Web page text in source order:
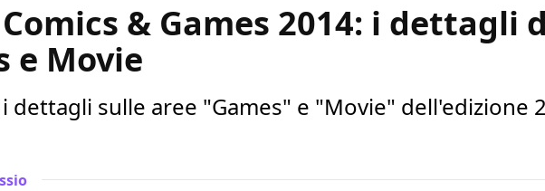
& Games 2014: i dettagli
e Movie
dettagli sulle aree "Games" e "Movie" dell'edizione